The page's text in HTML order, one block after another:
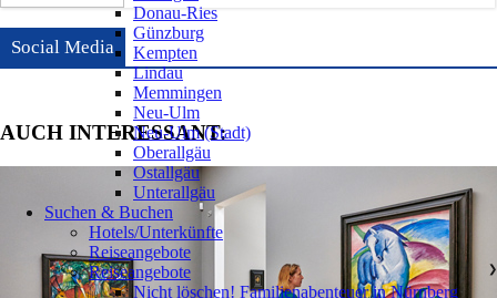
Social Media
AUCH INTERESSANT:
Donau-Ries
Günzburg
Kempten
Lindau
Memmingen
Neu-Ulm
Neu-Ulm (Stadt)
Oberallgäu
Ostallgäu
Unterallgäu
Suchen & Buchen
Hotels/Unterkünfte
Reiseangebote
Reiseangebote
❯
Nicht löschen! Familienabenteuer in Nürnberg